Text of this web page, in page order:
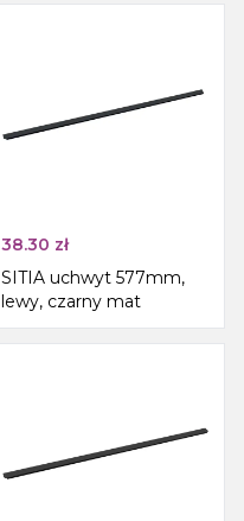
38.30 zł
SITIA uchwyt 577mm,
lewy, czarny mat